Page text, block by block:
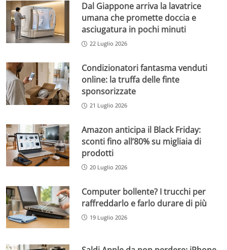
Dal Giappone arriva la lavatrice
umana che promette doccia e
asciugatura in pochi minuti
22 Luglio 2026
Condizionatori fantasma venduti
online: la truffa delle finte
sponsorizzate
21 Luglio 2026
Amazon anticipa il Black Friday:
sconti fino all’80% su migliaia di
prodotti
20 Luglio 2026
Computer bollente? I trucchi per
raffreddarlo e farlo durare di più
19 Luglio 2026